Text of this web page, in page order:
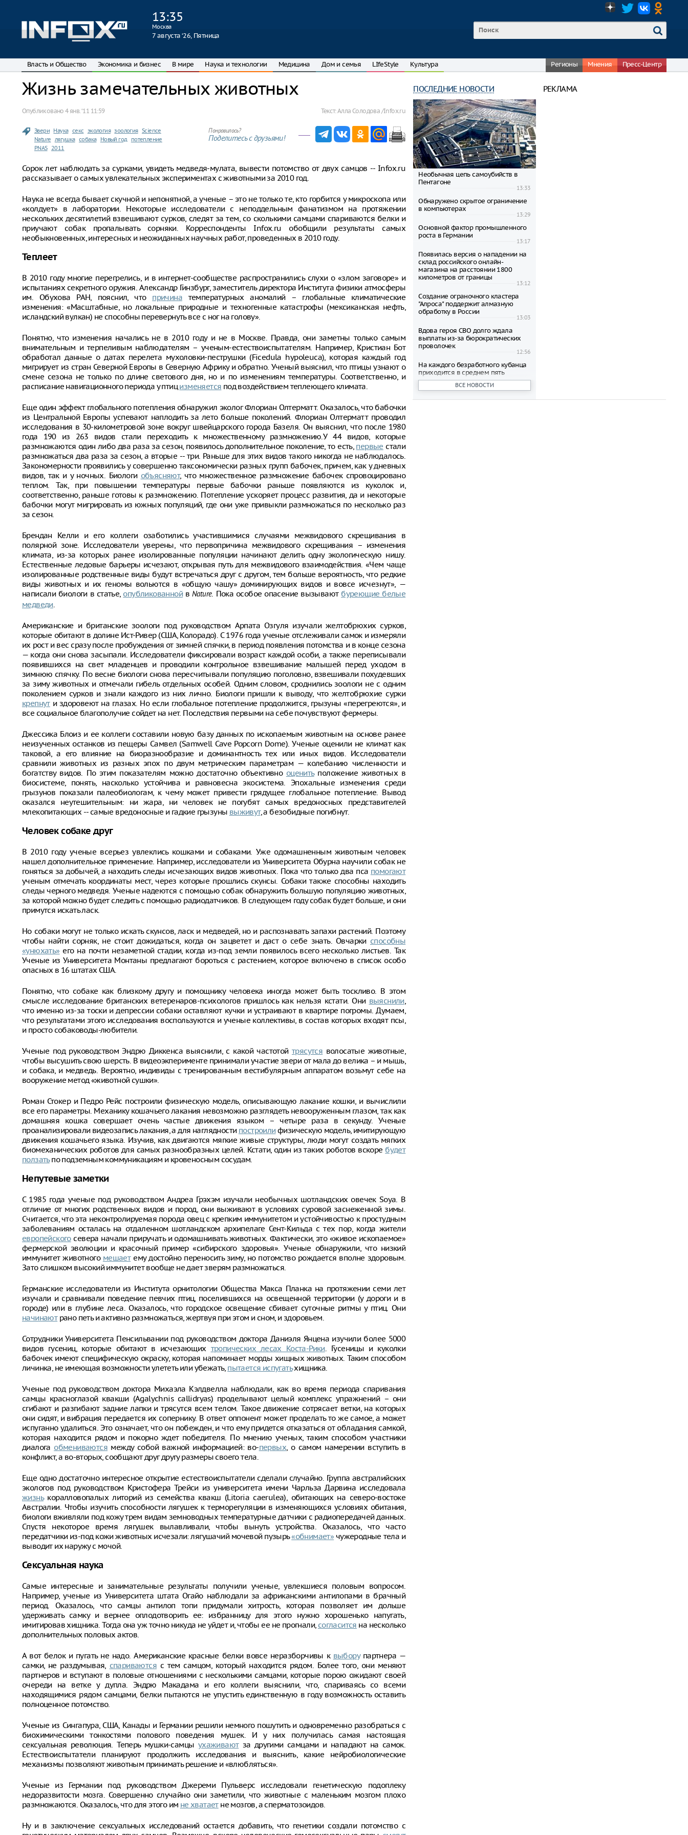
13:35
Москва
7 августа ‘26, Пятница
Власть и Общество Экономика и бизнес В мире Наука и технологии Медицина Дом и семья LIfeStyle Культура Регионы Мнения Пресс-Центр
Жизнь замечательных животных
Опубликовано4 янв. ‘11 11:59 Текст:Алла Солодова /Infox.ru
Звери Наука секс экология зоология Science
Nature лягушка собака Новый год
потепление
PNAS 2011
Понравилось?
Поделитесь с друзьями!
Сорок лет наблюдать за сурками, увидеть медведя-мулата, вывести потомство от двух самцов -- Infox.ru
рассказывает о самых увлекательных экспериментах с животными за 2010 год.
Наука не всегда бывает скучной и непонятной, а ученые – это не только те, кто горбится у микроскопа или
«колдует» в лаборатории. Некоторые исследователи с неподдельным фанатизмом на протяжении
нескольких десятилетий взвешивают сурков, следят за тем, со сколькими самцами спариваются белки и
приучают собак пропалывать сорняки. Корреспонденты Infox.ru обобщили результаты самых
необыкновенных, интересных и неожиданных научных работ, проведенных в 2010 году.
Теплеет
В 2010 году многие перегрелись, и в интернет-сообществе распространились слухи о «злом заговоре» и
испытаниях секретного оружия. Александр Гинзбург, заместитель директора Института физики атмосферы
им. Обухова РАН, пояснил, что причина температурных аномалий – глобальные климатические
изменения: «Масштабные, но локальные природные и техногенные катастрофы (мексиканская нефть,
исландский вулкан) не способны перевернуть все с ног на голову».
Понятно, что изменения начались не в 2010 году и не в Москве. Правда, они заметны только самым
внимательным и терпеливым наблюдателям – ученым-естествоиспытателям. Например, Кристиан Бот
обработал данные о датах перелета мухоловки-пеструшки (Ficedula hypoleuca), которая каждый год
мигрирует из стран Северной Европы в Северную Африку и обратно. Ученый выяснил, что птицы узнают о
смене сезона не только по длине светового дня, но и по изменениям температуры. Соответственно, и
расписание навигационного периода у птицизменяется под воздействием теплеющего климата.
Еще один эффект глобального потепления обнаружил эколог Флориан Олтерматт. Оказалось, что бабочки
из Центральной Европы успевают наплодить за лето больше поколений. Флориан Олтерматт проводил
исследования в 30-километровой зоне вокруг швейцарского города Базеля. Он выяснил, что после 1980
года 190 из 263 видов стали переходить к множественному размножению.У 44 видов, которые
размножаются один либо два раза за сезон, появилось дополнительное поколение, то есть, первые стали
размножаться два раза за сезон, а вторые -- три. Раньше для этих видов такого никогда не наблюдалось.
Закономерности проявились у совершенно таксономически разных групп бабочек, причем, как у дневных
видов, так и у ночных. Биологи объясняют, что множественное размножение бабочек спровоцировано
теплом. Так, при повышении температуры первые бабочки раньше появляются из куколок и,
соответственно, раньше готовы к размножению. Потепление ускоряет процесс развития, да и некоторые
бабочки могут мигрировать из южных популяций, где они уже привыкли размножаться по несколько раз
за сезон.
Брендан Келли и его коллеги озаботились участившимися случаями межвидового скрещивания в
полярной зоне. Исследователи уверены, что первопричина межвидового скрещивания – изменения
климата, из-за которых ранее изолированные популяции начинают делить одну экологическую нишу.
Естественные ледовые барьеры исчезают, открывая путь для межвидового взаимодействия. «Чем чаще
изолированные родственные виды будут встречаться друг с другом, тем больше вероятность, что редкие
виды животных и их геномы вольются в «общую чашу» доминирующих видов и вовсе исчезнут», —
написали биологи в статье, опубликованнойв Nature. Пока особое опасение вызывают буреющие белые
медведи.
Американские и британские зоологи под руководством Арпата Озгуля изучали желтобрюхих сурков,
которые обитают в долине Ист-Ривер (США, Колорадо). С 1976 года ученые отслеживали самок и измеряли
их рост и вес сразу после пробуждения от зимней спячки, в период появления потомства и в конце сезона
— когда они снова засыпали. Исследователи фиксировали возраст каждой особи, а также переписывали
появившихся на свет младенцев и проводили контрольное взвешивание малышей перед уходом в
зимнюю спячку. По весне биологи снова пересчитывали популяцию поголовно, взвешивали похудевших
за зиму животных и отмечали гибель отдельных особей. Одним словом, сроднились зоологи не с одним
поколением сурков и знали каждого из них лично. Биологи пришли к выводу, что желтобрюхие сурки
крепнути здоровеют на глазах. Но если глобальное потепление продолжится, грызуны «перегреются», и
все социальное благополучие сойдет на нет. Последствия первыми на себе почувствуют фермеры.
Джессика Блоиз и ее коллеги составили новую базу данных по ископаемым животным на основе ранее
неизученных останков из пещеры Самвел (Samwell Cave Popcorn Dome). Ученые оценили не климат как
таковой, а его влияние на биоразнообразие и доминантность тех или иных видов. Исследователи
сравнили животных из разных эпох по двум метрическим параметрам — колебанию численности и
богатству видов. По этим показателям можно достаточно объективно оценитьположение животных в
биосистеме, понять, насколько устойчива и равновесна экосистема. Эпохальные изменения среди
грызунов показали палеобиологам, к чему может привести грядущее глобальное потепление. Вывод
оказался неутешительным: ни жара, ни человек не погубят самых вредоносных представителей
млекопитающих -- самые вредоносные и гадкие грызуны выживут, а безобидные погибнут.
Человек собаке друг
В 2010 году ученые всерьез увлеклись кошками и собаками. Уже одомашненным животным человек
нашел дополнительное применение. Например, исследователи из Университета Обурна научили собак не
гоняться за добычей, а находить следы исчезающих видов животных. Пока что только два пса помогают
ученым отмечать координаты мест, через которые прошлись скунсы. Собаки также способны находить
следы черного медведя. Ученые надеются с помощью собак обнаружить большую популяцию животных,
за которой можно будет следить с помощью радиодатчиков. В следующем году собак будет больше, и они
примутся искать ласк.
Но собаки могут не только искать скунсов, ласк и медведей, но и распознавать запахи растений. Поэтому
чтобы найти сорняк, не стоит дожидаться, когда он зацветет и даст о себе знать. Овчарки способны
«унюхать» его на почти незаметной стадии, когда из-под земли появилось всего несколько листьев. Так
Ученые из Университета Монтаны предлагают бороться с растением, которое включено в список особо
опасных в 16 штатах США.
Понятно, что собаке как близкому другу и помощнику человека иногда может быть тоскливо. В этом
смысле исследование британских ветеренаров-психологов пришлось как нельзя кстати. Они выяснили,
что именно из-за тоски и депрессии собаки оставляют кучки и устраивают в квартире погромы. Думаем,
что результатами этого исследования воспользуются и ученые коллективы, в состав которых входят псы,
и просто собаководы-любители.
Ученые под руководством Эндрю Диккенса выяснили, с какой частотойтрясутся волосатые животные,
чтобы высушить свою шерсть. В видеоэкперименте принимали участие звери от мала до велика – и мышь,
и собака, и медведь. Вероятно, индивиды с тренированным вестибулярным аппаратом возьмут себе на
вооружение метод «животной сушки».
Роман Стокер и Педро Рейс построили физическую модель, описывающую лакание кошки, и вычислили
все его параметры. Механику кошачьего лакания невозможно разглядеть невооруженным глазом, так как
домашняя кошка совершает очень частые движения языком – четыре раза в секунду. Ученые
проанализировали видеозапись лакания, а для наглядности построилифизическую модель, имитирующую
движения кошачьего языка. Изучив, как двигаются мягкие живые структуры, люди могут создать мягких
биомеханических роботов для самых разнообразных целей. Кстати, один из таких роботов вскоре будет
ползатьпо подземным коммуникациям и кровеносным сосудам.
Непутевые заметки
С 1985 года ученые под руководством Андреа Грэхэм изучали необычных шотландских овечек Soya. В
отличие от многих родственных видов и пород, они выживают в условиях суровой заснеженной зимы.
Считается, что эта неконтролируемая порода овец с крепким иммунитетом и устойчивостью к простудным
заболеваниям осталась на отдаленном шотландском архипелаге Сент-Кильда с тех пор, когда жители
европейскогосевера начали приручать и одомашнивать животных. Фактически, это «живое ископаемое»
фермерской эволюции и красочный пример «сибирского здоровья». Ученые обнаружили, что низкий
иммунитет животного мешаетему достойно переносить зиму, но потомство рождается вполне здоровым.
Зато слишком высокий иммунитет вообще не дает зверям размножаться.
Германские исследователи из Института орнитологии Общества Макса Планка на протяжении семи лет
изучали и сравнивали поведение певчих птиц, поселившихся на освещенной территории (у дороги и в
городе) или в глубине леса. Оказалось, что городское освещение сбивает суточные ритмы у птиц. Они
начинаютрано петь и активно размножаться, жертвуя при этом и сном, и здоровьем.
Сотрудники Университета Пенсильвании под руководством доктора Даниэля Янцена изучили более 5000
видов гусениц, которые обитают в исчезающих тропических лесах Коста-Рики. Гусеницы и куколки
бабочек имеют специфическую окраску, которая напоминает морды хищных животных. Таким способом
личинка, не имеющая возможности улететь или убежать, пытается испугатьхищника.
Ученые под руководством доктора Михаэла Кэлдвелла наблюдали, как во время периода спаривания
самцы красноглазой квакши (Agalychnis callidryas) проделывают целый комплекс упражнений – они
сгибают и разгибают задние лапки и трясутся всем телом. Такое движение сотрясает ветки, на которых
они сидят, и вибрация передается их сопернику. В ответ оппонент может проделать то же самое, а может
испуганно удалиться. Это означает, что он побежден, и что ему придется отказаться от обладания самкой,
которая находится рядом и покорно ждет победителя. По мнению ученых, таким способом участники
диалога обмениваются между собой важной информацией: во-первых, о самом намерении вступить в
конфликт, а во-вторых, сообщают друг другу размеры своего тела.
Еще одно достаточно интересное открытие естествоиспытатели сделали случайно. Группа австралийских
экологов под руководством Кристофера Трейси из университета имени Чарльза Дарвина исследовала
жизнькоралловопалых литорий из семейства квакш (Litoria caerulea), обитающих на северо-востоке
Австралии. Чтобы изучить способности лягушек к терморегуляции в изменяющихся условиях обитания,
биологи вживляли под кожу трем видам земноводных температурные датчики с радиопередачей данных.
Спустя некоторое время лягушек вылавливали, чтобы вынуть устройства. Оказалось, что часто
передатчики из-под кожи животных исчезали: лягушачий мочевой пузырь«обнимает» чужеродные тела и
выводит их наружу с мочой.
Сексуальная наука
Самые интересные и занимательные результаты получили ученые, увлекшиеся половым вопросом.
Например, ученые из Университета штата Огайо наблюдали за африканскими антилопами в брачный
период. Оказалось, что самцы антилоп топи придумали хитрость, которая позволяет им дольше
удерживать самку и вернее оплодотворить ее: избранницу для этого нужно хорошенько напугать,
имитировав хищника. Тогда она уж точно никуда не уйдет и, чтобы ее не прогнали, согласится на несколько
дополнительных половых актов.
А вот белок и пугать не надо. Американские красные белки вовсе неразборчивы к выборупартнера —
самки, не раздумывая, спариваютсяс тем самцом, который находится рядом. Более того, они меняют
партнеров и вступают в половые отношениями с несколькими самцами, которые порою ожидают своей
очереди на ветке у дупла. Эндрю Макадама и его коллеги выяснили, что, спариваясь со всеми
находящимися рядом самцами, белки пытаются не упустить единственную в году возможность оставить
полноценное потомство.
Ученые из Сингапура, США, Канады и Германии решили немного пошутить и одновременно разобраться с
биохимическими тонкостями полового поведения мушек. И у них получилась самая настоящая
сексуальная революция. Теперь мушки-самцы ухаживаютза другими самцами и нападают на самок.
Естествоиспытатели планируют продолжить исследования и выяснить, какие нейробиологические
механизмы позволяют животным принимать решение и «влюбляться».
Ученые из Германии под руководством Джереми Пульверс исследовали генетическую подоплеку
недоразвитости мозга. Совершенно случайно они заметили, что животные с маленьким мозгом плохо
размножаются. Оказалось, что для этого им не хватаетне мозгов, а сперматозоидов.
Ну и в заключение сексуальных исследований остается добавить, что генетики создали потомство с
ПОСЛЕДНИЕ НОВОСТИ
Необычная цепь самоубийств в
Пентагоне
13:33
Обнаружено скрытое ограничение
в компьютерах
13:29
Основной фактор промышленного
роста в Германии
13:17
Появилась версия о нападении на
склад российского онлайн-
магазина на расстоянии 1800
километров от границы
13:12
Создание ограночного кластера
"Алроса" поддержит алмазную
обработку в России
13:03
Вдова героя СВО долго ждала
выплаты из-за бюрократических
проволочек
12:56
На каждого безработного кубанца
приходится в среднем пять
свободных рабочих мест
На Сахалине ведется поиск
ВСЕ НОВОСТИ
РЕКЛАМА